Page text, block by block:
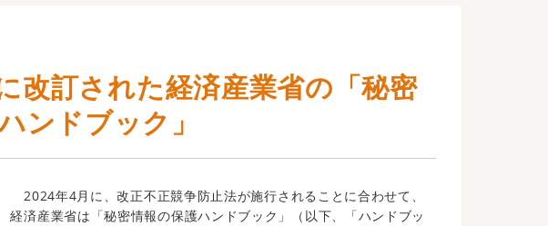
改訂された経済産業省の「秘密
ンドブック」
2024年4月に、改正不正競争防止法が施行されることに合わせて、
経済産業省は「秘密情報の保護ハンドブック」（以下、「ハンドブッ